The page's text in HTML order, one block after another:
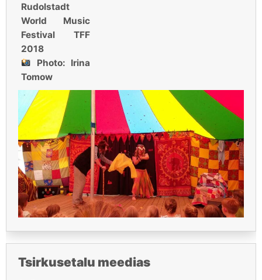
Rudolstadt
World Music
Festival TFF
2018
Photo: Irina
Tomow
Tsirkusetalu meedias